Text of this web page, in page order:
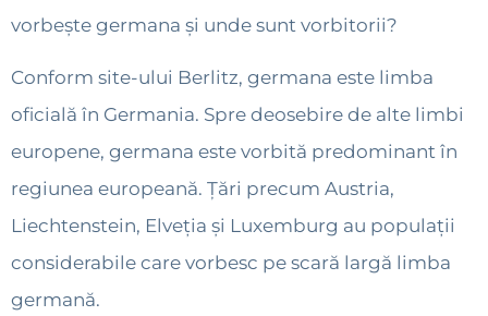
vorbește germana și unde sunt vorbitorii?
Conform site-ului Berlitz, germana este limba
oficială în Germania. Spre deosebire de alte limbi
europene, germana este vorbită predominant în
regiunea europeană. Țări precum Austria,
Liechtenstein, Elveția și Luxemburg au populații
considerabile care vorbesc pe scară largă limba
germană.